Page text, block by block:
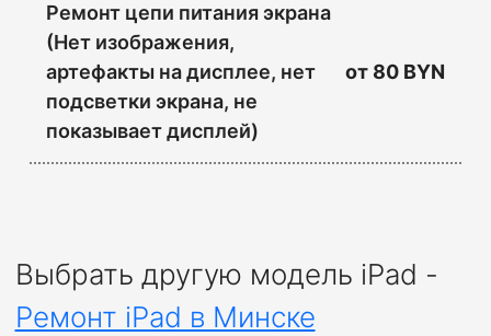
Ремонт цепи питания экрана
(Нет изображения,
артефакты на дисплее, нет
подсветки экрана, не
показывает дисплей)
от 80 BYN
Выбрать другую модель iPad -
Ремонт iPad в Минске